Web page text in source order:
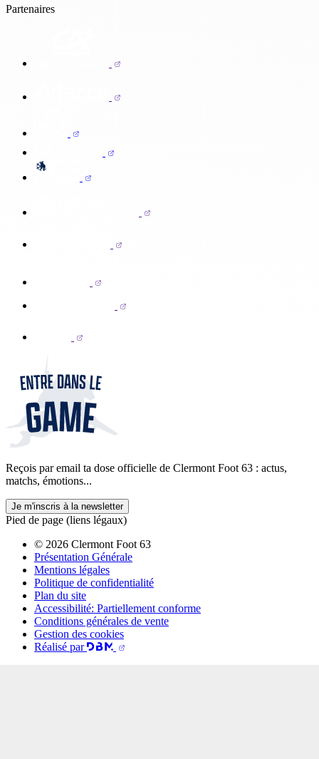
Partenaires
Reçois par email ta dose officielle de Clermont Foot 63 : actus,
matchs, émotions...
Je m'inscris à la newsletter
Pied de page (liens légaux)
© 2026 Clermont Foot 63
Présentation Générale
Mentions légales
Politique de confidentialité
Plan du site
Accessibilité: Partiellement conforme
Conditions générales de vente
Gestion des cookies
Réalisé par